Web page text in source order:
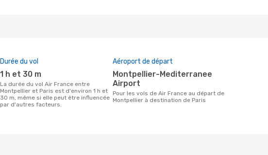
Durée du vol
1 h et 30 m
La durée du vol Air France entre
Montpellier et Paris est d'environ 1 h et
30 m, même si elle peut être influencée
par d'autres facteurs.
Aéroport de départ
Montpellier-Mediterranee
Airport
Pour les vols de Air France au départ de
Montpellier à destination de Paris